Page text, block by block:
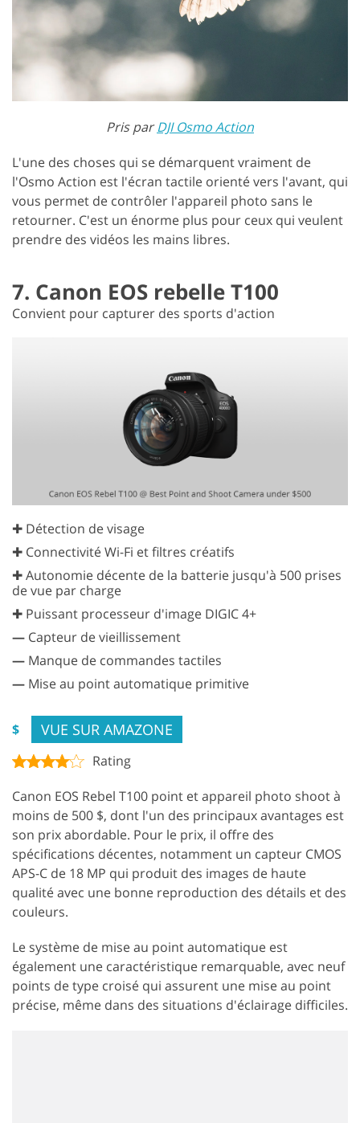
Pris parDJI Osmo Action
L'une des choses qui se démarquent vraiment de
l'Osmo Action est l'écran tactile orienté vers l'avant, qui
vous permet de contrôler l'appareil photo sans le
retourner. C'est un énorme plus pour ceux qui veulent
prendre des vidéos les mains libres.
7. Canon EOS rebelle T100
Convient pour capturer des sports d'action
✚ Détection de visage
✚ Connectivité Wi-Fi et filtres créatifs
✚ Autonomie décente de la batterie jusqu'à 500 prises
de vue par charge
✚ Puissant processeur d'image DIGIC 4+
— Capteur de vieillissement
— Manque de commandes tactiles
— Mise au point automatique primitive
$ VUE SUR AMAZONE
Rating
Canon EOS Rebel T100 point et appareil photo shoot à
moins de 500 $, dont l'un des principaux avantages est
son prix abordable. Pour le prix, il offre des
spécifications décentes, notamment un capteur CMOS
APS-C de 18 MP qui produit des images de haute
qualité avec une bonne reproduction des détails et des
couleurs.
Le système de mise au point automatique est
également une caractéristique remarquable, avec neuf
points de type croisé qui assurent une mise au point
précise, même dans des situations d'éclairage difficiles.